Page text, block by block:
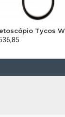
Estetoscópio Tycos Welch Allyn Professional Adulto Preto 5079-135